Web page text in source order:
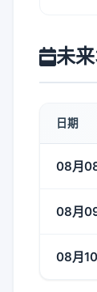
未
日期
08月
08月
08月